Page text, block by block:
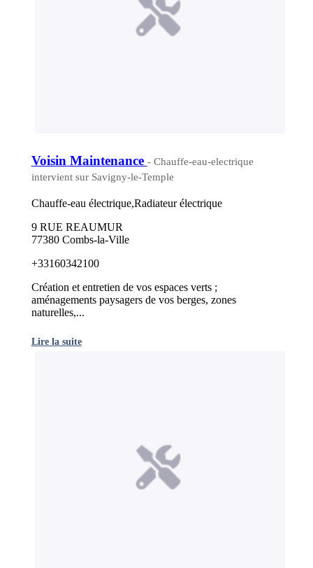
Voisin Maintenance - Chauffe-eau-electrique
intervient sur Savigny-le-Temple
Chauffe-eau électrique,Radiateur électrique
9 RUE REAUMUR
77380 Combs-la-Ville
+33160342100
Création et entretien de vos espaces verts ;
aménagements paysagers de vos berges, zones
naturelles,...
Lire la suite